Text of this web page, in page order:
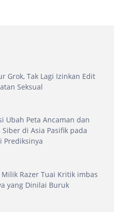
Grok, Tak Lagi Izinkan Edit
Seksual
Ubah Peta Ancaman dan
di Asia Pasifik pada
Prediksinya
Milik Razer Tuai Kritik imbas
yang Dinilai Buruk